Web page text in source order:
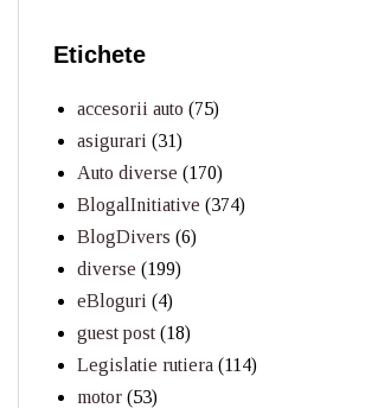
Etichete
accesorii auto (75)
asigurari (31)
Auto diverse (170)
BlogalInitiative (374)
BlogDivers (6)
diverse (199)
eBloguri (4)
guest post (18)
Legislatie rutiera (114)
motor (53)